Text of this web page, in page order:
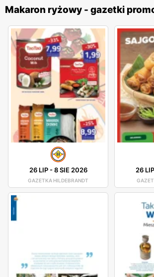
Makaron ryżowy - gazetki
26 LIP-8 SIE 2026
GAZETKA HILDEBRANDT
26 LIP